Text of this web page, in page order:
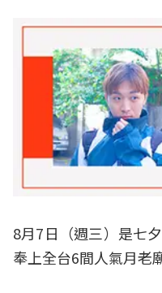
8月7日（週三）是七
奉上全台6間人氣月老